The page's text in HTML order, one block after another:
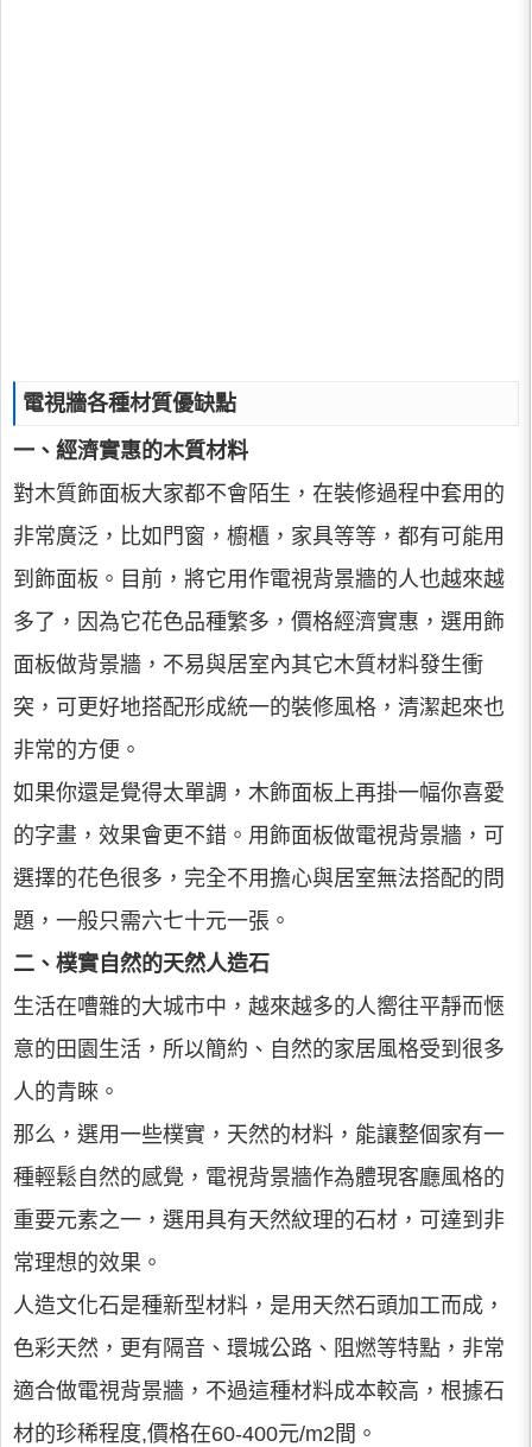
電視牆各種材質優缺點
一、經濟實惠的木質材料
對木質飾面板大家都不會陌生，在裝修過程中套用的
非常廣泛，比如門窗，櫥櫃，家具等等，都有可能用
到飾面板。目前，將它用作電視背景牆的人也越來越
多了，因為它花色品種繁多，價格經濟實惠，選用飾
面板做背景牆，不易與居室內其它木質材料發生衝
突，可更好地搭配形成統一的裝修風格，清潔起來也
非常的方便。
如果你還是覺得太單調，木飾面板上再掛一幅你喜愛
的字畫，效果會更不錯。用飾面板做電視背景牆，可
選擇的花色很多，完全不用擔心與居室無法搭配的問
題，一般只需六七十元一張。
二、樸實自然的天然人造石
生活在嘈雜的大城市中，越來越多的人嚮往平靜而愜
意的田園生活，所以簡約、自然的家居風格受到很多
人的青睞。
那么，選用一些樸實，天然的材料，能讓整個家有一
種輕鬆自然的感覺，電視背景牆作為體現客廳風格的
重要元素之一，選用具有天然紋理的石材，可達到非
常理想的效果。
人造文化石是種新型材料，是用天然石頭加工而成，
色彩天然，更有隔音、環城公路、阻燃等特點，非常
適合做電視背景牆，不過這種材料成本較高，根據石
材的珍稀程度,價格在60-400元/m2間。